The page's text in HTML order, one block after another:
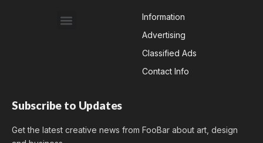
Information
Advertising
Classified Ads
Contact Info
Subscribe to Updates
Get the latest creative news from FooBar about art, design